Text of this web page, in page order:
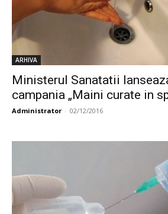
ARHIVA
Ministerul Sanatatii
campania „Maini curate in
Administrator - 02/12/2016